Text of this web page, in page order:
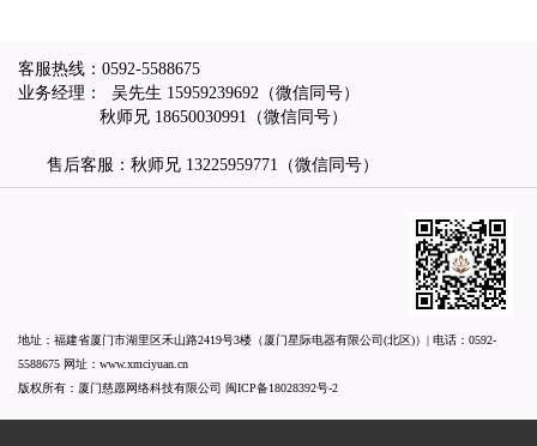
客服热线： 0592-5588675
业务经理： 吴先生 15959239692 （微信同号）
秋师兄 18650030991 （微信同号）
售后客服：秋师兄 13225959771 （微信同号）
地址：福建省厦门市湖里区禾山路2419号3楼（厦门星际电器有限公司(北区)）| 电话： 0592-
5588675 网址： www.xmciyuan.cn
版权所有：厦门慈愿网络科技有限公司 闽ICP备18028392号-2